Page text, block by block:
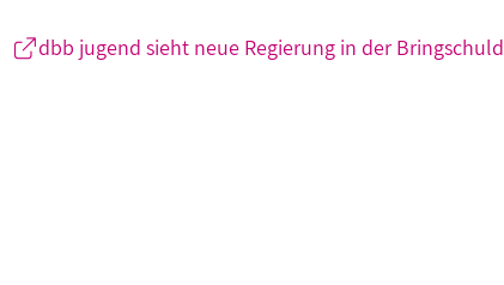
dbb jugend sieht neue Regierung in der Bringschuld